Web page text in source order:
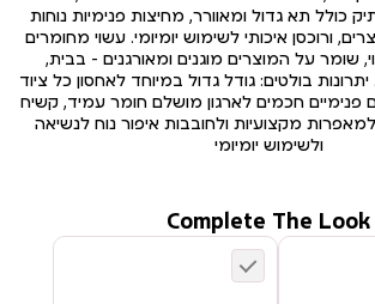
כולל תא גדול ומאוורר, מחיצות פנימיות נוחות
ורוכסן איכותי לשימוש יומיומי. עשוי מחומרים
שומר על המוצרים מוגנים ומאורגנים – בבית,
בולטים: גודל גדול במיוחד לאחסון כל ציוד
פנימיים חכמים לארגון מושלם חומר עמיד, קשיח
מקצועיות ולחובבות איפור נוח לנשיאה
ולשימוש יומיומי
Complete The Look